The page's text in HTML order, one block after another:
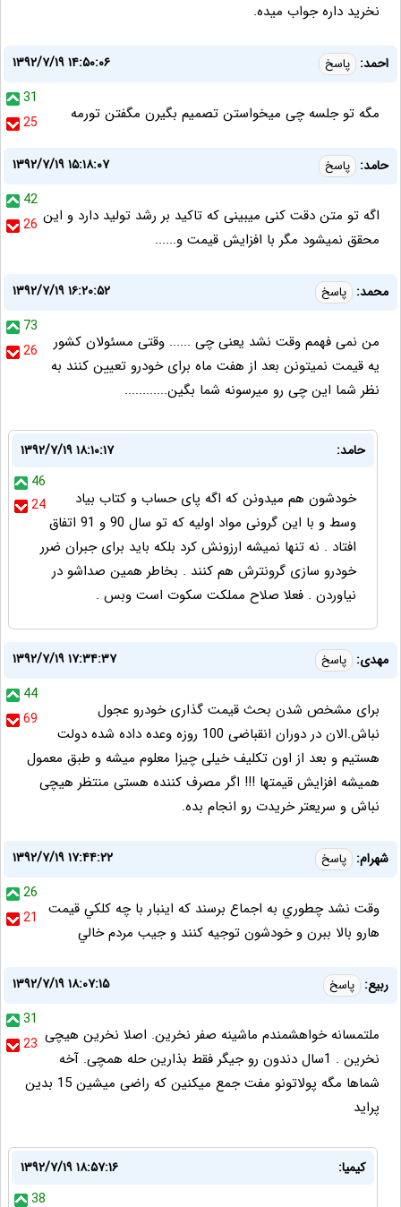
نخرید داره جواب میده.
احمد: پاسخ
۱۳۹۲/۷/۱۹ ۱۴:۵۰:۰۶
31
25
مگه تو جلسه چی میخواستن تصمیم بگیرن مگفتن تورمه
حامد: پاسخ
۱۳۹۲/۷/۱۹ ۱۵:۱۸:۰۷
42
26 اگه تو متن دقت کنی میبینی که تاکید بر رشد تولید دارد و این
محقق نمیشود مگر با افزایش قیمت و......
محمد: پاسخ
۱۳۹۲/۷/۱۹ ۱۶:۲۰:۵۲
73
26
من نمی فهمم وقت نشد یعنی چی ...... وقتی مسئولان کشور
یه قیمت نمیتونن بعد از هفت ماه برای خودرو تعیین کنند به
نظر شما این چی رو میرسونه شما بگین............
حامد:
۱۳۹۲/۷/۱۹ ۱۸:۱۰:۱۷
46
24
خودشون هم میدونن که اگه پای حساب و کتاب بیاد
وسط و با این گرونی مواد اولیه که تو سال 90 و 91 اتفاق
افتاد . نه تنها نمیشه ارزونش کرد بلکه باید برای جبران ضرر
خودرو سازی گرونترش هم کنند . بخاطر همین صداشو در
نیاوردن . فعلا صلاح مملکت سکوت است وبس .
مهدی: پاسخ
۱۳۹۲/۷/۱۹ ۱۷:۳۴:۳۷
44
69
برای مشخص شدن بحث قیمت گذاری خودرو عجول
نباش.الان در دوران انقباضی 100 روزه وعده داده شده دولت
هستیم و بعد از اون تکلیف خیلی چیزا معلوم میشه و طبق معمول
همیشه افزایش قیمتها !!! اگر مصرف کننده هستی منتظر هیچی
نباش و سریعتر خریدت رو انجام بده.
شهرام: پاسخ
۱۳۹۲/۷/۱۹ ۱۷:۴۴:۲۲
26
21
وقت نشد چطوري به اجماع برسند كه اينبار با چه كلكي قيمت
هارو بالا ببرن و خودشون توجيه كنند و جيب مردم خالي
ربیع: پاسخ
۱۳۹۲/۷/۱۹ ۱۸:۰۷:۱۵
31
23 ملتمسانه خواهشمندم ماشینه صفر نخرین. اصلا نخرین هیچی
نخرین . 1سال دندون رو جیگر فقط بذارین حله همچی. آخه
شماها مگه پولاتونو مفت جمع میکنین که راضی میشین 15 بدین
پراید
کیمیا:
۱۳۹۲/۷/۱۹ ۱۸:۵۷:۱۶
38